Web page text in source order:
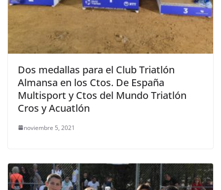
Dos medallas para el Club Triatlón
Almansa en los Ctos. De España
Multisport y Ctos del Mundo Triatlón
Cros y Acuatlón
noviembre 5, 2021